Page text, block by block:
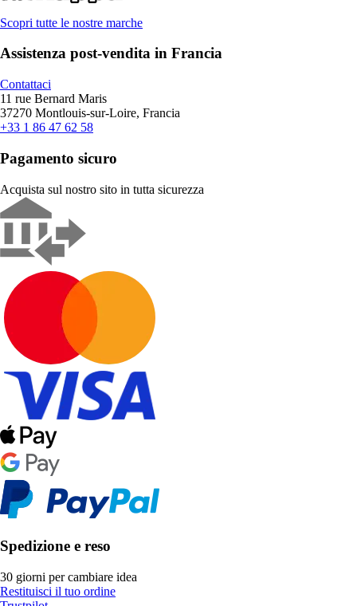
Scopri tutte le nostre marche
Assistenza post-vendita in Francia
Contattaci
11 rue Bernard Maris
37270 Montlouis-sur-Loire, Francia
+33 1 86 47 62 58
Pagamento sicuro
Acquista sul nostro sito in tutta sicurezza
Spedizione e reso
30 giorni per cambiare idea
Restituisci il tuo ordine